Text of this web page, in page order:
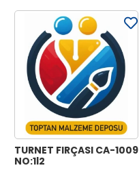
TURNET FIRÇASI CA-1009
NO:1|2